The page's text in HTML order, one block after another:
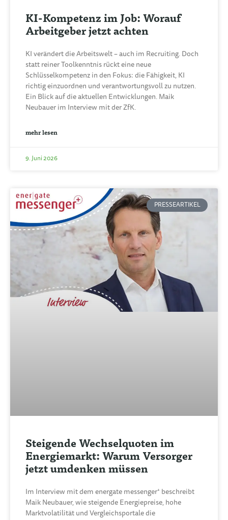
KI-Kompetenz im Job: Worauf
Arbeitgeber jetzt achten
KI verändert die Arbeitswelt – auch im Recruiting. Doch
statt reiner Toolkenntnis rückt eine neue
Schlüsselkompetenz in den Fokus: die Fähigkeit, KI
richtig einzuordnen und verantwortungsvoll zu nutzen.
Ein Blick auf die aktuellen Entwicklungen. Maik
Neubauer im Interview mit der ZfK.
mehr lesen
9. Juni 2026
PRESSEARTIKEL
Steigende Wechselquoten im
Energiemarkt: Warum Versorger
jetzt umdenken müssen
Im Interview mit dem energate messenger⁺ beschreibt
Maik Neubauer, wie steigende Energiepreise, hohe
Marktvolatilität und Vergleichsportale die